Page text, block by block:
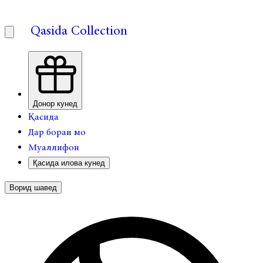
Qasida Collection
Донор кунед
Қасида
Дар бораи мо
Муаллифон
Қасида илова кунед
Ворид шавед